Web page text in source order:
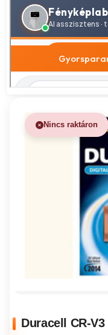
Nincs raktáron
Duracell CR-